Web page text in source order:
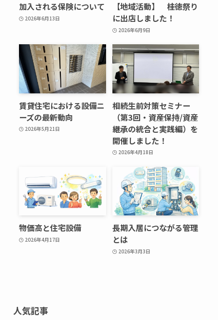
加入される保険について
2026年6月13日
【地域活動】 桂徳祭り
に出店しました！
2026年6月9日
賃貸住宅における設備ニ
ーズの最新動向
2026年5月21日
相続生前対策セミナー
（第3回・資産保持/資産
継承の統合と実践編）を
開催しました！
2026年4月18日
物価高と住宅設備
2026年4月17日
長期入居につながる管理
とは
2026年3月3日
人気記事